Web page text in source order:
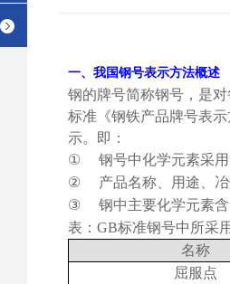
一、我国钢号表示方法概述
钢的牌号简称钢号，是
标准《钢铁产品牌号表示
示。即：
①
钢号中化学元素采
②
产品名称、用途、
③
钢中主要化学元素
表： GB标准钢号中所采
名称
屈服点